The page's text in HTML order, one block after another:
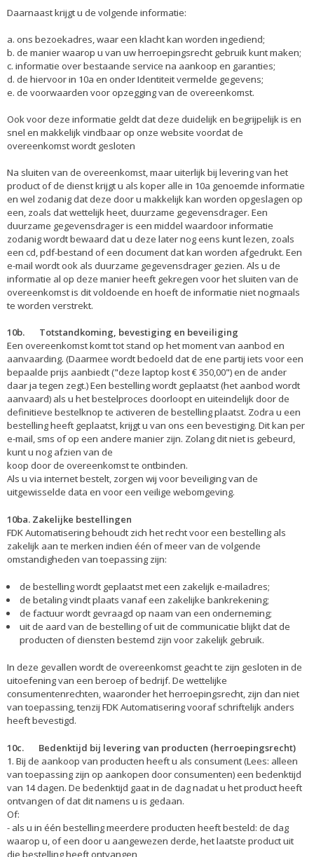
Daarnaast krijgt u de volgende informatie:
a. ons bezoekadres, waar een klacht kan worden ingediend;
b. de manier waarop u van uw herroepingsrecht gebruik kunt maken;
c. informatie over bestaande service na aankoop en garanties;
d. de hiervoor in 10a en onder Identiteit vermelde gegevens;
e. de voorwaarden voor opzegging van de overeenkomst.
Ook voor deze informatie geldt dat deze duidelijk en begrijpelijk is en
snel en makkelijk vindbaar op onze website voordat de
overeenkomst wordt gesloten
Na sluiten van de overeenkomst, maar uiterlijk bij levering van het
product of de dienst krijgt u als koper alle in 10a genoemde informatie
en wel zodanig dat deze door u makkelijk kan worden opgeslagen op
een, zoals dat wettelijk heet, duurzame gegevensdrager. Een
duurzame gegevensdrager is een middel waardoor informatie
zodanig wordt bewaard dat u deze later nog eens kunt lezen, zoals
een cd, pdf-bestand of een document dat kan worden afgedrukt. Een
e-mail wordt ook als duurzame gegevensdrager gezien. Als u de
informatie al op deze manier heeft gekregen voor het sluiten van de
overeenkomst is dit voldoende en hoeft de informatie niet nogmaals
te worden verstrekt.
10b. Totstandkoming, bevestiging en beveiliging
Een overeenkomst komt tot stand op het moment van aanbod en
aanvaarding. (Daarmee wordt bedoeld dat de ene partij iets voor een
bepaalde prijs aanbiedt ("deze laptop kost € 350,00") en de ander
daar ja tegen zegt.) Een bestelling wordt geplaatst (het aanbod wordt
aanvaard) als u het bestelproces doorloopt en uiteindelijk door de
definitieve bestelknop te activeren de bestelling plaatst. Zodra u een
bestelling heeft geplaatst, krijgt u van ons een bevestiging. Dit kan per
e-mail, sms of op een andere manier zijn. Zolang dit niet is gebeurd,
kunt u nog afzien van de
koop door de overeenkomst te ontbinden.
Als u via internet bestelt, zorgen wij voor beveiliging van de
uitgewisselde data en voor een veilige webomgeving.
10ba. Zakelijke bestellingen
FDK Automatisering behoudt zich het recht voor een bestelling als
zakelijk aan te merken indien één of meer van de volgende
omstandigheden van toepassing zijn:
de bestelling wordt geplaatst met een zakelijk e-mailadres;
de betaling vindt plaats vanaf een zakelijke bankrekening;
de factuur wordt gevraagd op naam van een onderneming;
uit de aard van de bestelling of uit de communicatie blijkt dat de
producten of diensten bestemd zijn voor zakelijk gebruik.
In deze gevallen wordt de overeenkomst geacht te zijn gesloten in de
uitoefening van een beroep of bedrijf. De wettelijke
consumentenrechten, waaronder het herroepingsrecht, zijn dan niet
van toepassing, tenzij FDK Automatisering vooraf schriftelijk anders
heeft bevestigd.
10c. Bedenktijd bij levering van producten (herroepingsrecht)
1. Bij de aankoop van producten heeft u als consument (Lees: alleen
van toepassing zijn op aankopen door consumenten) een bedenktijd
van 14 dagen. De bedenktijd gaat in de dag nadat u het product heeft
ontvangen of dat dit namens u is gedaan.
Of:
- als u in één bestelling meerdere producten heeft besteld: de dag
waarop u, of een door u aangewezen derde, het laatste product uit
die bestelling heeft ontvangen